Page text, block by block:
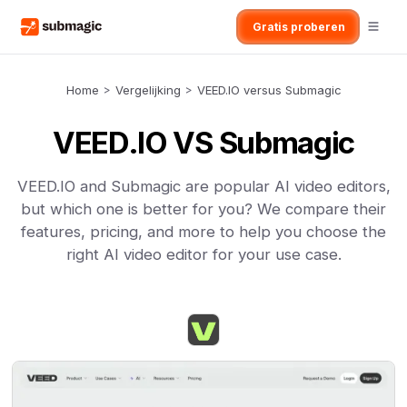
Gratis proberen
Home > Vergelijking > VEED.IO versus Submagic
VEED.IO VS Submagic
VEED.IO and Submagic are popular AI video editors,
but which one is better for you? We compare their
features, pricing, and more to help you choose the
right AI video editor for your use case.